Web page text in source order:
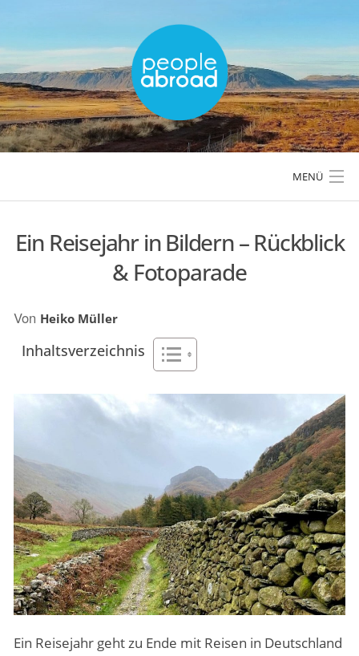
content
MENÜ
LÄNDER & REGIONEN
AKTIVREISEN & OUTDOOR
MENSCHEN & STORIES
ÜBER PEOPLE ABROAD
Ein Reisejahr in Bildern – Rückblick
& Fotoparade
Von Heiko Müller
Inhaltsverzeichnis
Ein Reisejahr geht zu Ende mit Reisen in Deutschland